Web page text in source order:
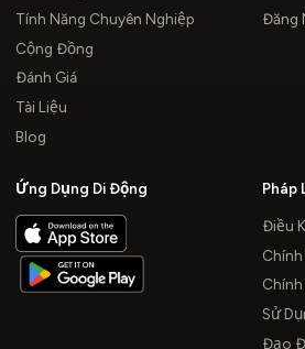
Tính Năng Chuyên Nghiệp
Cộng Đồng
Đánh Giá
Tài Liệu
Blog
Đăng
Ứng Dụng Di Động Pháp
Điều
Sử
Đạo